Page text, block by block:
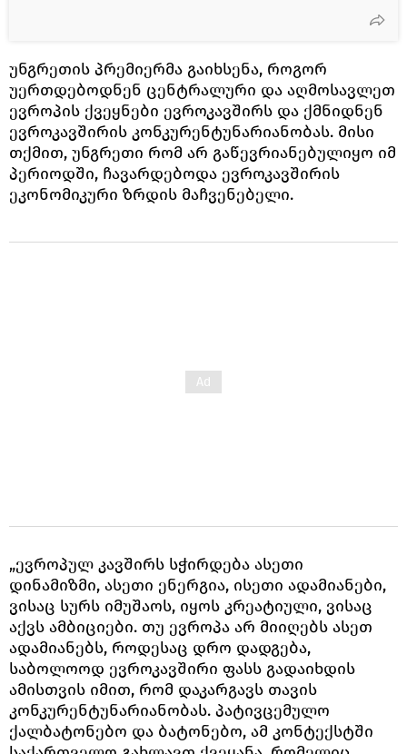
უნგრეთის პრემიერმა გაიხსენა, როგორ
უერთდებოდნენ ცენტრალური და აღმოსავლეთ
ევროპის ქვეყნები ევროკავშირს და ქმნიდნენ
ევროკავშირის კონკურენტუნარიანობას. მისი
თქმით, უნგრეთი რომ არ გაწევრიანებულიყო იმ
პერიოდში, ჩავარდებოდა ევროკავშირის
ეკონომიკური ზრდის მაჩვენებელი.
„ევროპულ კავშირს სჭირდება ასეთი
დინამიზმი, ასეთი ენერგია, ისეთი ადამიანები,
ვისაც სურს იმუშაოს, იყოს კრეატიული, ვისაც
აქვს ამბიციები. თუ ევროპა არ მიიღებს ასეთ
ადამიანებს, როდესაც დრო დადგება,
საბოლოოდ ევროკავშირი ფასს გადაიხდის
ამისთვის იმით, რომ დაკარგავს თავის
კონკურენტუნარიანობას. პატივცემულო
ქალბატონებო და ბატონებო, ამ კონტექსტში